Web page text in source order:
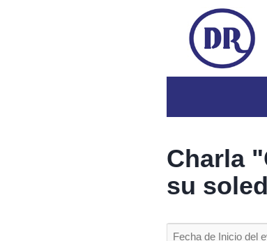
Charla
su
Fecha de Inicio del